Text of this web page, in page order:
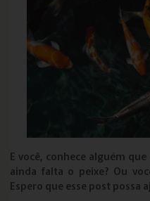
E você, conhece alguém
ainda falta o peixe? Ou
Espero que esse post possa